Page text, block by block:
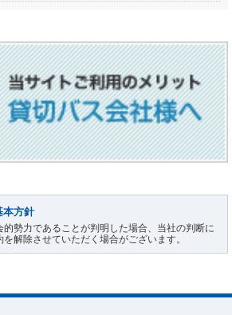
本方針
的勢力であることが判明した場合、当社の判断に
解除させていただく場合がございます。